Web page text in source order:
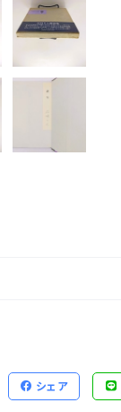
シェア